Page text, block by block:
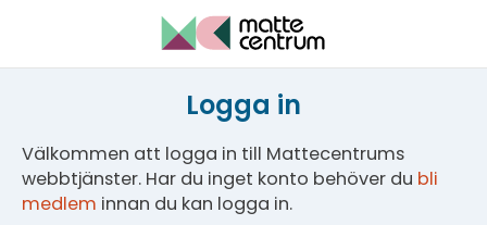
Logga in
Välkommen att logga in till Mattecentrums
webbtjänster. Har du inget konto behöver du bli
medlem innan du kan logga in.